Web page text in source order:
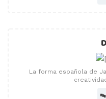
La forma española de
🔤